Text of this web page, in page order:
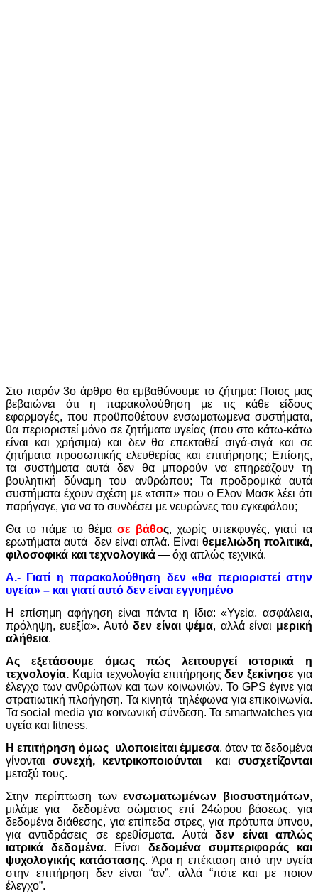
Στο παρόν 3ο άρθρο θα εμβαθύνουμε το ζήτημα: Ποιος μας
βεβαιώνει ότι η παρακολούθηση με τις κάθε είδους
εφαρμογές, που προϋποθέτουν ενσωματωμενα συστήματα,
θα περιοριστεί μόνο σε ζητήματα υγείας (που στο κάτω-κάτω
είναι και χρήσιμα) και δεν θα επεκταθεί σιγά-σιγά και σε
ζητήματα προσωπικής ελευθερίας και επιτήρησης; Επίσης,
τα συστήματα αυτά δεν θα μπορούν να επηρεάζουν τη
βουλητική δύναμη του ανθρώπου; Τα προδρομικά αυτά
συστήματα έχουν σχέση με «τσιπ» που ο Ελον Μασκ λέει ότι
παρήγαγε, για να το συνδέσει με νευρώνες του εγκεφάλου;
Θα το πάμε το θέμα σε βάθος, χωρίς υπεκφυγές, γιατί τα
ερωτήματα αυτά δεν είναι απλά. Είναιθεμελιώδη πολιτικά,
φιλοσοφικά και τεχνολογικά — όχι απλώς τεχνικά.
Α.- Γιατί η παρακολούθηση δεν «θα περιοριστεί στην
υγεία» – και γιατί αυτό δεν είναι εγγυημένο
Η επίσημη αφήγηση είναι πάντα η ίδια: «Υγεία, ασφάλεια,
πρόληψη, ευεξία». Αυτό δεν είναι ψέμα, αλλά είναι μερική
αλήθεια.
Ας εξετάσουμε όμως πώς λειτουργεί ιστορικά η
τεχνολογία. Καμία τεχνολογία επιτήρησηςδεν ξεκίνησε για
έλεγχο των ανθρώπων και των κοινωνιών. Το GPS έγινε για
στρατιωτική πλοήγηση. Τα κινητά τηλέφωνα για επικοινωνία.
Τα social media για κοινωνική σύνδεση. Τα smartwatches για
υγεία και fitness.
Η επιτήρηση όμως υλοποιείται έμμεσα, όταν τα δεδομένα
γίνονται συνεχή, κεντρικοποιούνται και συσχετίζονται
μεταξύ τους.
Στην περίπτωση τωνενσωματωμένων βιοσυστημάτων,
μιλάμε για δεδομένα σώματος επί 24ώρου βάσεως, για
δεδομένα διάθεσης, για επίπεδα στρες, για πρότυπα ύπνου,
για αντιδράσεις σε ερεθίσματα. Αυτάδεν είναι απλώς
ιατρικά δεδομένα. Είναι δεδομένα συμπεριφοράς και
ψυχολογικής κατάστασης. Άρα η επέκταση από την υγεία
στην επιτήρηση δεν είναι “αν”, αλλά “πότε και με ποιον
έλεγχο”.